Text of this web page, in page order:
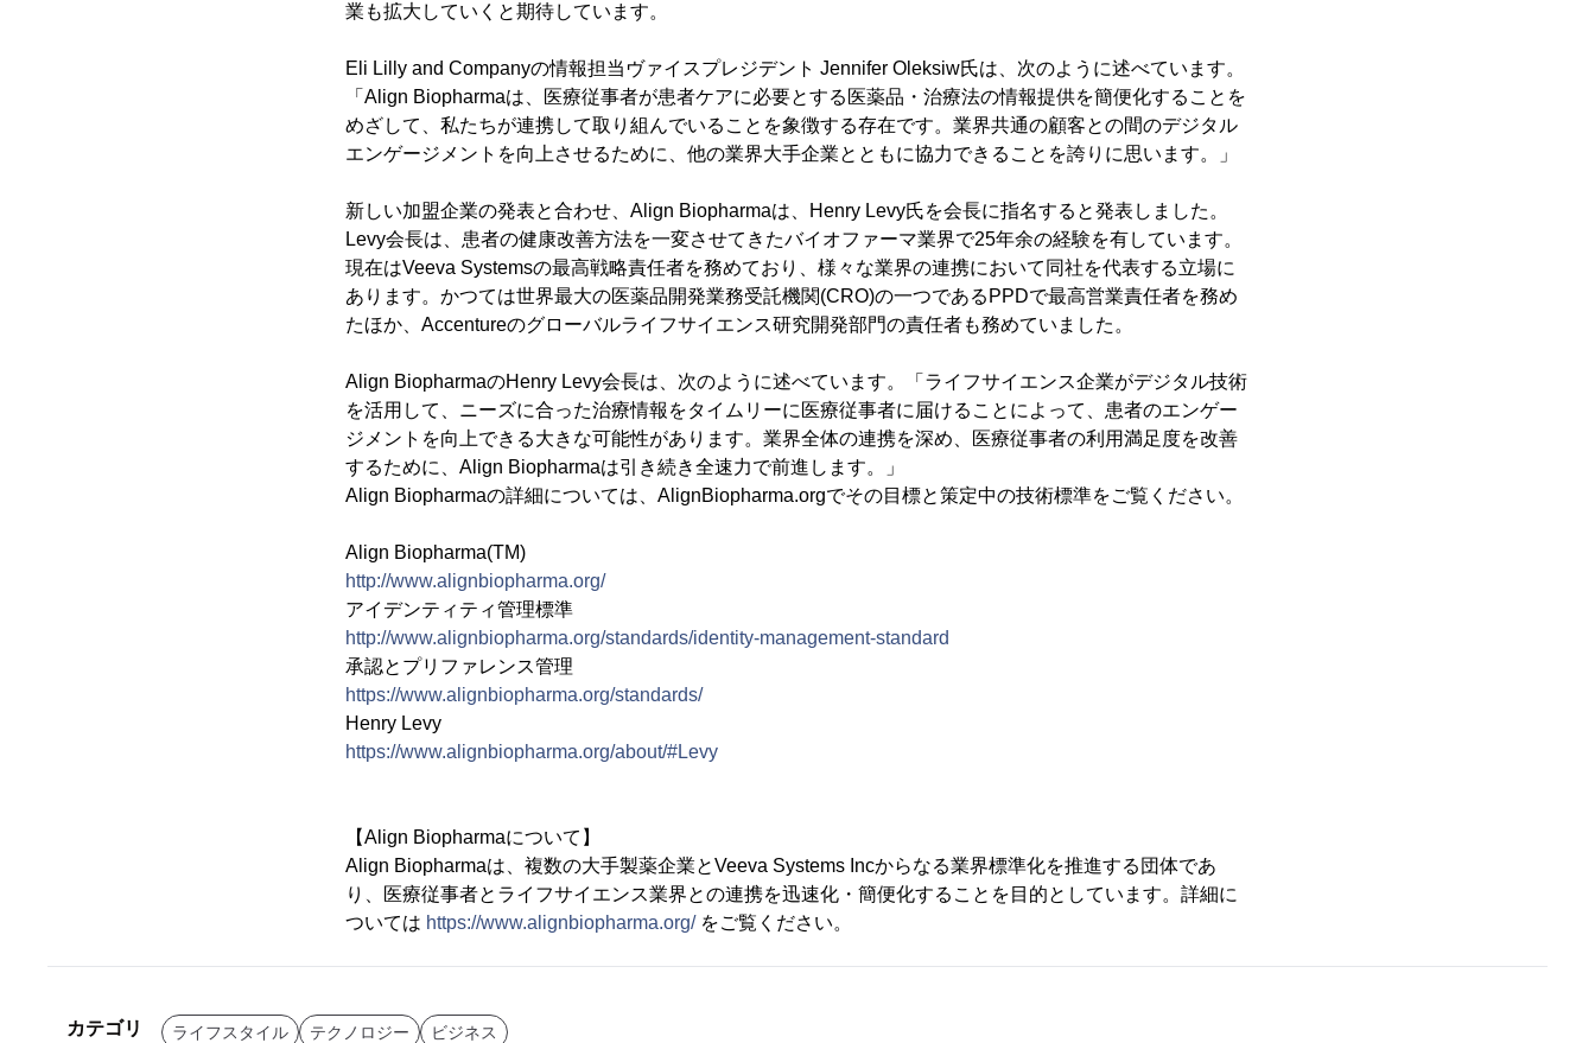
業も拡大していくと期待しています。
Eli Lilly and Companyの情報担当ヴァイスプレジデント Jennifer Oleksiw氏は、次のように述べています。
「Align Biopharmaは、医療従事者が患者ケアに必要とする医薬品・治療法の情報提供を簡便化することを
めざして、私たちが連携して取り組んでいることを象徴する存在です。業界共通の顧客との間のデジタル
エンゲージメントを向上させるために、他の業界大手企業とともに協力できることを誇りに思います。」
新しい加盟企業の発表と合わせ、Align Biopharmaは、Henry Levy氏を会長に指名すると発表しました。
Levy会長は、患者の健康改善方法を一変させてきたバイオファーマ業界で25年余の経験を有しています。
現在はVeeva Systemsの最高戦略責任者を務めており、様々な業界の連携において同社を代表する立場に
あります。かつては世界最大の医薬品開発業務受託機関(CRO)の一つであるPPDで最高営業責任者を務め
たほか、Accentureのグローバルライフサイエンス研究開発部門の責任者も務めていました。
Align BiopharmaのHenry Levy会長は、次のように述べています。「ライフサイエンス企業がデジタル技術
を活用して、ニーズに合った治療情報をタイムリーに医療従事者に届けることによって、患者のエンゲー
ジメントを向上できる大きな可能性があります。業界全体の連携を深め、医療従事者の利用満足度を改善
するために、Align Biopharmaは引き続き全速力で前進します。」
Align Biopharmaの詳細については、AlignBiopharma.orgでその目標と策定中の技術標準をご覧ください。
Align Biopharma(TM)
http://www.alignbiopharma.org/
アイデンティティ管理標準
http://www.alignbiopharma.org/standards/identity-management-standard
承認とプリファレンス管理
https://www.alignbiopharma.org/standards/
Henry Levy
https://www.alignbiopharma.org/about/#Levy
【Align Biopharmaについて】
Align Biopharmaは、複数の大手製薬企業とVeeva Systems Incからなる業界標準化を推進する団体であ
り、医療従事者とライフサイエンス業界との連携を迅速化・簡便化することを目的としています。詳細に
ついては https://www.alignbiopharma.org/をご覧ください。
カテゴリ ライフスタイル テクノロジー ビジネス